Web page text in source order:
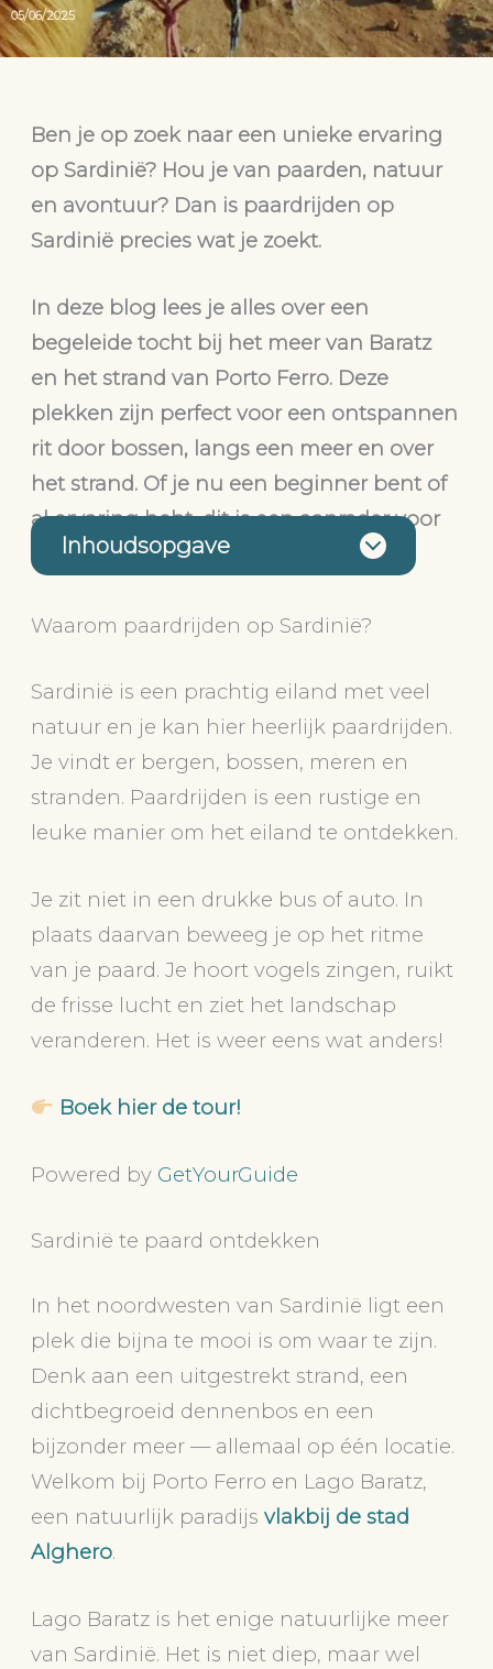
05/06/2025
Ben je op zoek naar een unieke ervaring
op Sardinië? Hou je van paarden, natuur
en avontuur? Dan is paardrijden op
Sardinië precies wat je zoekt.
In deze blog lees je alles over een
begeleide tocht bij het meer van Baratz
en het strand van Porto Ferro. Deze
plekken zijn perfect voor een ontspannen
rit door bossen, langs een meer en over
het strand. Of je nu een beginner bent of
al ervaring hebt, dit is een aanrader voor
iedereen.
Inhoudsopgave
Waarom paardrijden op Sardinië?
Sardinië is een prachtig eiland met veel
natuur en je kan hier heerlijk paardrijden.
Je vindt er bergen, bossen, meren en
stranden. Paardrijden is een rustige en
leuke manier om het eiland te ontdekken.
Je zit niet in een drukke bus of auto. In
plaats daarvan beweeg je op het ritme
van je paard. Je hoort vogels zingen, ruikt
de frisse lucht en ziet het landschap
veranderen. Het is weer eens wat anders!
Boek hier de tour!
Powered by GetYourGuide
Sardinië te paard ontdekken
In het noordwesten van Sardinië ligt een
plek die bijna te mooi is om waar te zijn.
Denk aan een uitgestrekt strand, een
dichtbegroeid dennenbos en een
bijzonder meer — allemaal op één locatie.
Welkom bij Porto Ferro en Lago Baratz,
een natuurlijk paradijsvlakbij de stad
Alghero.
Lago Baratz is het enige natuurlijke meer
van Sardinië. Het is niet diep, maar wel